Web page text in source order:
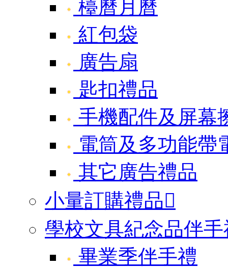
檯曆月曆
紅包袋
廣告扇
匙扣禮品
手機配件及屏幕
電筒及多功能帶
其它廣告禮品
小量訂購禮品
學校文具紀念品伴手
畢業季伴手禮